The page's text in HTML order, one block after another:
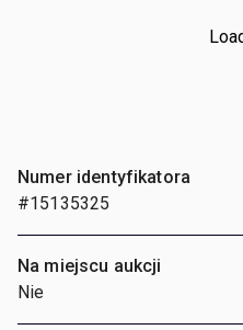
Numer identyfikatora
#15135325
Na miejscu aukcji
Nie